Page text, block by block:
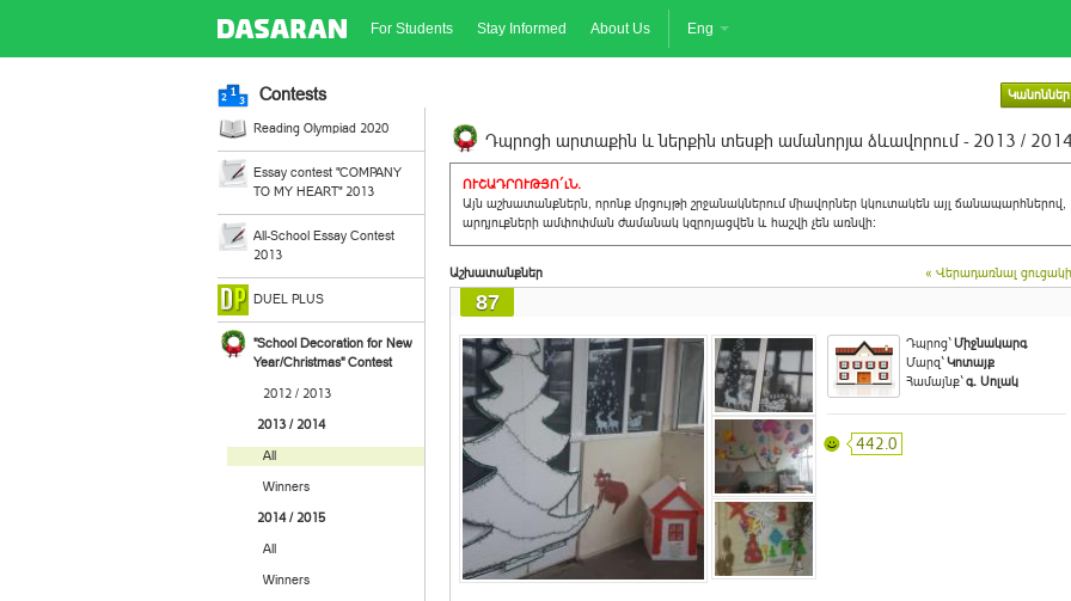
For Students Stay Informed About Us Eng
Contests Կանոններ
Reading Olympiad 2020
Essay contest "COMPANY
TO MY HEART" 2013
All-School Essay Contest
2013
DUEL PLUS
"School Decoration for New
Year/Christmas" Contest
2012 / 2013
2013 / 2014
All
Winners
2014 / 2015
All
Winners
Դպրոցի արտաքին և ներքին տեսքի ամանորյա ձևավորում - 2013 / 2014
ՈՒՇԱԴՐՈՒԹՅՈ´ւՆ.
Այն աշխատանքներն, որոնք մրցույթի շրջանակներում միավորներ կկուտակեն այլ ճանապարհներով,
արդյուքների ամփոփման ժամանակ կզրոյացվեն և հաշվի չեն առնվի:
Աշխատանքներ « Վերադառնալ
87
Դպրոց`Միջնակարգ
Մարզ`Կոտայք
Համայնք`գ. Սոլակ
442.0